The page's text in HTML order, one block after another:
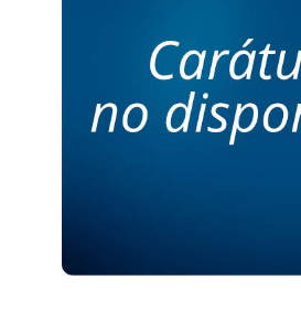
POLÍTICA DE MANEJO DE
PERSONALES DE CORPORACIÓN
SERVICIO